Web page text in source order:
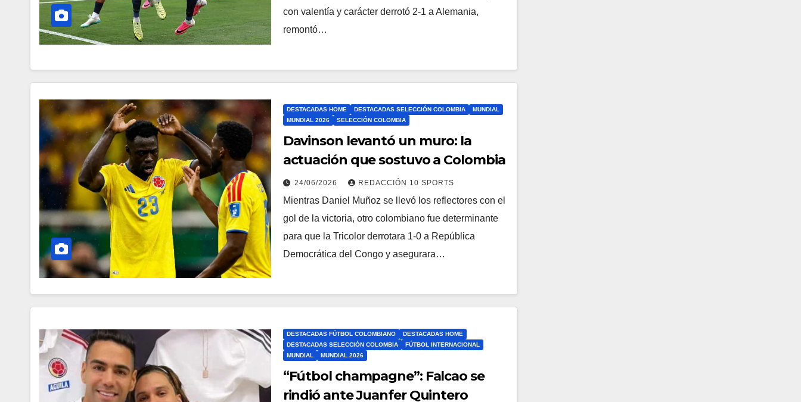
con valentía y carácter derrotó 2-1 a Alemania,
remontó…
DESTACADAS HOME DESTACADAS SELECCIÓN COLOMBIA
MUNDIAL
MUNDIAL 2026
SELECCIÓN COLOMBIA
Davinson levantó un muro: la
actuación que sostuvo a Colombia
24/06/2026 REDACCIÓN 10 SPORTS
Mientras Daniel Muñoz se llevó los reflectores con el
gol de la victoria, otro colombiano fue determinante
para que la Tricolor derrotara 1-0 a República
Democrática del Congo y asegurara…
DESTACADAS FÚTBOL COLOMBIANO
DESTACADAS HOME
DESTACADAS SELECCIÓN COLOMBIA
FÚTBOL INTERNACIONAL
MUNDIAL
MUNDIAL 2026
“Fútbol champagne”: Falcao se
rindió ante Juanfer Quintero